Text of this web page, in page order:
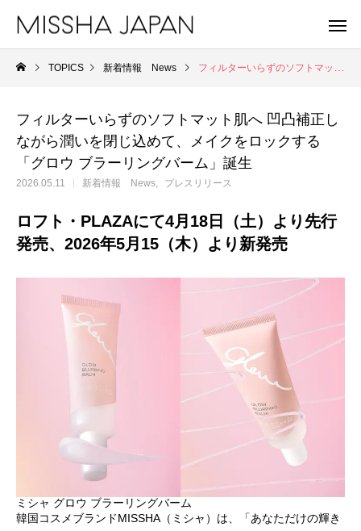
MISSHA
MISSHA商品一覧
未来を見据え、健やかな美肌を目指す。
「PDRN*¹ NAD+*²」新シリーズ誕生。
重さゼロ。進化を
「ミシャ M プロ
ョン」誕生
2026.07.06
TOPICS 新着情報 News フィルターいらずのソフトマット肌へ 凹凸補正しながら潤いを閉じ込めて、メイクをロックする「グロウ ブラーリングバーム」誕生
フィルターいらずのソフトマット肌へ 凹凸補正し
ながら潤いを閉じ込めて、メイクをロックする
「グロウ ブラーリングバーム」誕生
2026.05.11 新着情報 News プレスリリース
ロフト・PLAZAにて4月18日（土）より先行
発売、2026年5月15（木）より新発売
ミシャ グロウ ブラーリングバーム
韓国コスメブランドMISSHA（ミシャ）は、「あなただけの輝き